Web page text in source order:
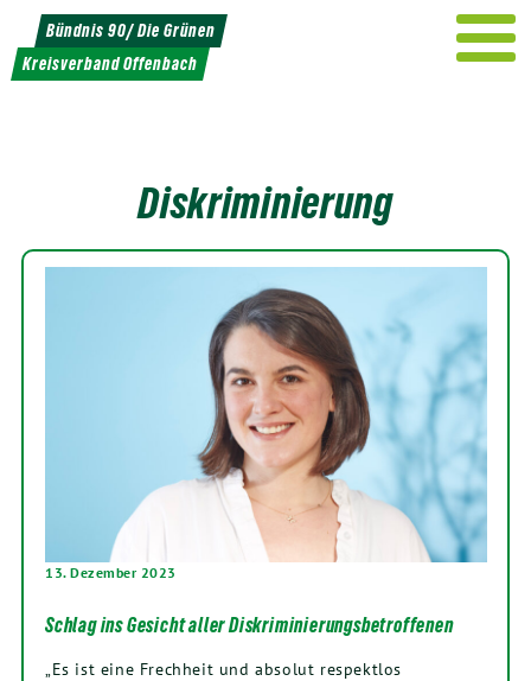
Weiter
zum
Inhalt
Bündnis 90/ Die Grünen
Kreisverband Offenbach
Diskriminierung
13. Dezember 2023
Schlag ins Gesicht aller Diskriminierungsbetroffenen
„Es ist eine Frechheit und absolut respektlos